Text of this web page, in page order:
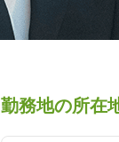
勤務地の所在